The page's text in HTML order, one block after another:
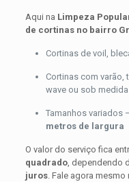
Aqui na Limpeza
de cortinas no bairro
Cortinas de voil,
Cortinas com varão,
wave ou sob medida
Tamanhos variados
metros de largura
O valor do serviço fica
quadrado, dependendo
juros. Fale agora mesmo